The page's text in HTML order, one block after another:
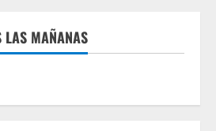
MAÑANAS